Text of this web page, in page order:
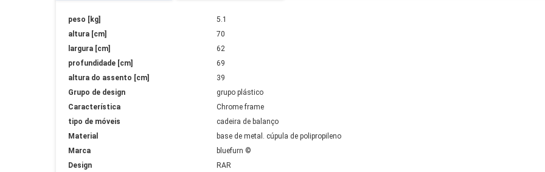
Mais
Informações
peso [kg]
5.1
altura [cm]
70
largura [cm]
62
profundidade [cm]
69
altura do assento [cm]
39
Grupo de design
grupo plástico
Característica
Chrome frame
tipo de móveis
cadeira de balanço
Material
base de metal. cúpula de polipropileno
Marca
bluefurn ©
Design
RAR